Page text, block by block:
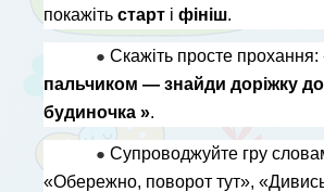
покажіть старт і фініш.
● Скажіть просте прохання:
пальчиком — знайди доріжку
будиночка ».
● Супроводжуйте гру
«Обережно, поворот тут»,